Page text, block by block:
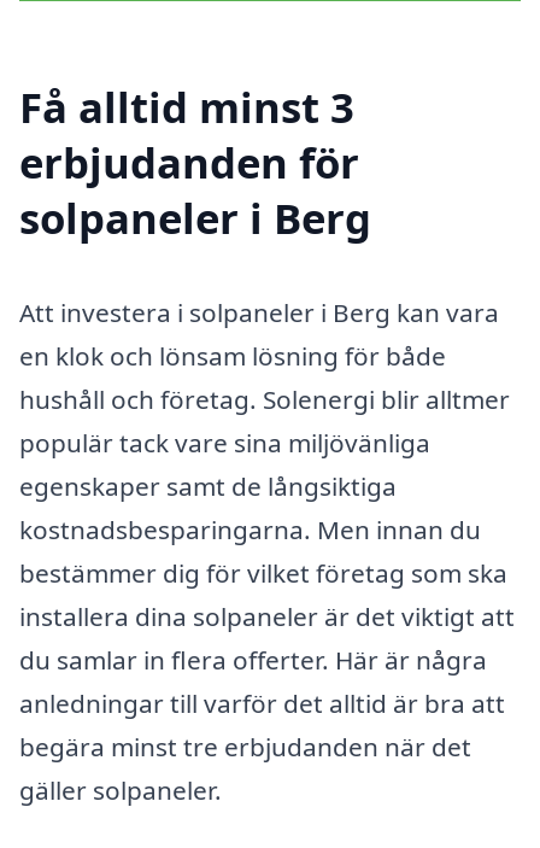
Få alltid minst 3
erbjudanden för
solpaneler i Berg
Att investera i solpaneler i Berg kan vara
en klok och lönsam lösning för både
hushåll och företag. Solenergi blir alltmer
populär tack vare sina miljövänliga
egenskaper samt de långsiktiga
kostnadsbesparingarna. Men innan du
bestämmer dig för vilket företag som ska
installera dina solpaneler är det viktigt att
du samlar in flera offerter. Här är några
anledningar till varför det alltid är bra att
begära minst tre erbjudanden när det
gäller solpaneler.